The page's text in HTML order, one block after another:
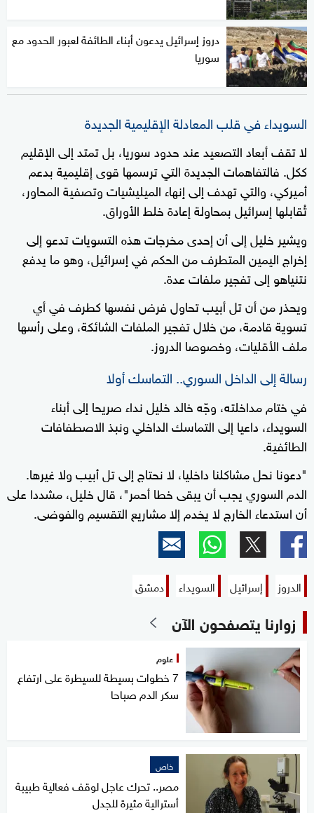
دروز إسرائيل يدعون أبناء الطائفة لعبور الحدود مع
سوريا
السويداء في قلب المعادلة الإقليمية الجديدة
لا تقف أبعاد التصعيد عند حدود سوريا، بل تمتد إلى الإقليم
ككل. فالتفاهمات الجديدة التي ترسمها قوى إقليمية بدعم
أميركي، والتي تهدف إلى إنهاء الميليشيات وتصفية المحاور،
تُقابلها إسرائيل بمحاولة إعادة خلط الأوراق.
ويشير خليل إلى أن إحدى مخرجات هذه التسويات تدعو إلى
إخراج اليمين المتطرف من الحكم في إسرائيل، وهو ما يدفع
نتنياهو إلى تفجير ملفات عدة.
ويحذر من أن تل أبيب تحاول فرض نفسها كطرف في أي
تسوية قادمة، من خلال تفجير الملفات الشائكة، وعلى رأسها
ملف الأقليات، وخصوصا الدروز.
رسالة إلى الداخل السوري.. التماسك أولا
في ختام مداخلته، وجّه خالد خليل نداء صريحا إلى أبناء
السويداء، داعيا إلى التماسك الداخلي ونبذ الاصطفافات
الطائفية.
"دعونا نحل مشاكلنا داخليا، لا نحتاج إلى تل أبيب ولا غيرها.
الدم السوري يجب أن يبقى خطا أحمر"، قال خليل، مشددا على
أن استدعاء الخارج لا يخدم إلا مشاريع التقسيم والفوضى.
الدروز إسرائيل السويداء دمشق
زوارنا يتصفحون الآن
علوم
7 خطوات بسيطة للسيطرة على ارتفاع
سكر الدم صباحا
خاص
مصر.. تحرك عاجل لوقف فعالية طبيبة
أسترالية مثيرة للجدل